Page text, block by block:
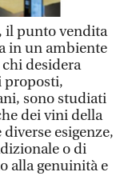
il punto vendita
in un ambiente
desidera
proposti,
sono studiati
dei vini della
esigenze,
o di
alla genuinità e